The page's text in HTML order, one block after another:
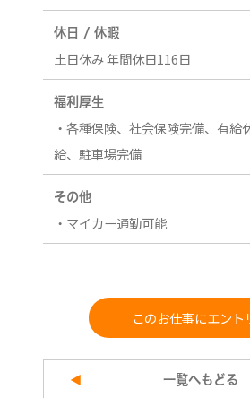
休日 / 休暇
土日休み 年間休日116日
福利厚生
・各種保険、社会保険完備、有給
給、駐車場完備
その他
・マイカー通勤可能
このお仕事にエント
一覧へもどる